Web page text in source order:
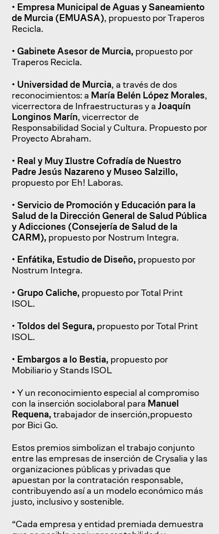
• Empresa Municipal de Aguas y Saneamiento
de Murcia (EMUASA), propuesto por Traperos
Recicla.
• Gabinete Asesor de Murcia, propuesto por
Traperos Recicla.
• Universidad de Murcia, a través de dos
reconocimientos: a María Belén López Morales,
vicerrectora de Infraestructuras y a Joaquín
Longinos Marín, vicerrector de
Responsabilidad Social y Cultura. Propuesto por
Proyecto Abraham.
• Real y Muy Ilustre Cofradía de Nuestro
Padre Jesús Nazareno y Museo Salzillo,
propuesto por Eh! Laboras.
• Servicio de Promoción y Educación para la
Salud de la Dirección General de Salud Pública
y Adicciones (Consejería de Salud de la
CARM), propuesto por Nostrum Integra.
• Enfátika, Estudio de Diseño, propuesto por
Nostrum Integra.
• Grupo Caliche, propuesto por Total Print
ISOL.
• Toldos del Segura, propuesto por Total Print
ISOL.
• Embargos a lo Bestia, propuesto por
Mobiliario y Stands ISOL
• Y un reconocimiento especial al compromiso
con la inserción sociolaboral para Manuel
Requena, trabajador de inserción,propuesto
por Bici Go.
Estos premios simbolizan el trabajo conjunto
entre las empresas de inserción de Crysalia y las
organizaciones públicas y privadas que
apuestan por la contratación responsable,
contribuyendo así a un modelo económico más
justo, inclusivo y sostenible.
“Cada empresa y entidad premiada demuestra